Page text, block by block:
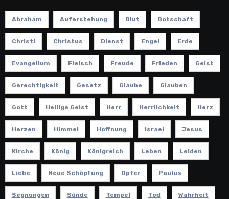
Abraham Auferstehung Blut Botschaft
Christi Christus Dienst Engel Erde
Evangelium Fleisch Freude Frieden Geist
Gerechtigkeit Gesetz Glaube Glauben
Gott Heilige Geist Herr Herrlichkeit Herz
Herzen Himmel Hoffnung Israel Jesus
Kirche König Königreich Leben Leiden
Liebe Neue Schöpfung Opfer Paulus
Segnungen Sünde Tempel Tod Wahrheit